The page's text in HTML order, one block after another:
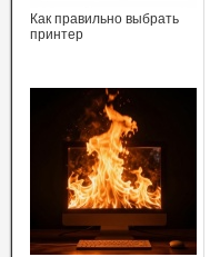
Как правильно выбрать
принтер